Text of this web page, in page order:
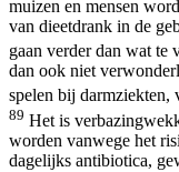
muizen en mensen
van dieetdrank in de
gaan verder dan wat te
dan ook niet
spelen bij darmziekten,
89 Het is
worden vanwege het
dagelijks antibiotica,